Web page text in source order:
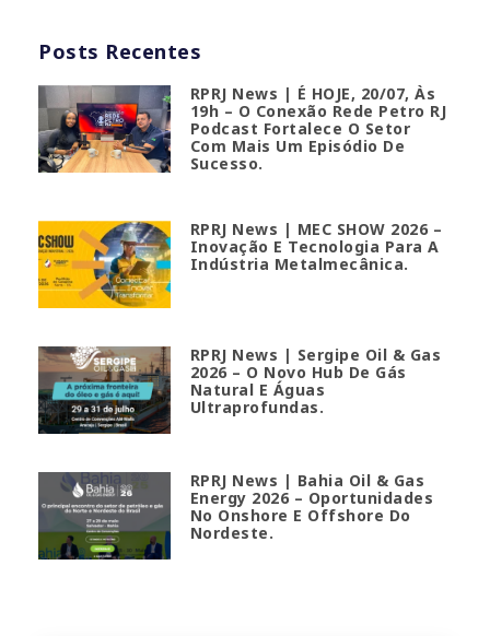
Posts Recentes
RPRJ News | É HOJE, 20/07, Às
19h – O Conexão Rede Petro RJ
Podcast Fortalece O Setor
Com Mais Um Episódio De
Sucesso.
RPRJ News | MEC SHOW 2026 –
Inovação E Tecnologia Para A
Indústria Metalmecânica.
RPRJ News | Sergipe Oil & Gas
2026 – O Novo Hub De Gás
Natural E Águas
Ultraprofundas.
RPRJ News | Bahia Oil & Gas
Energy 2026 – Oportunidades
No Onshore E Offshore Do
Nordeste.